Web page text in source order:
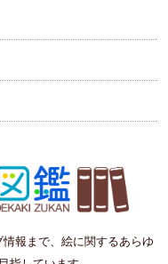
報まで、絵に関するあらゆ